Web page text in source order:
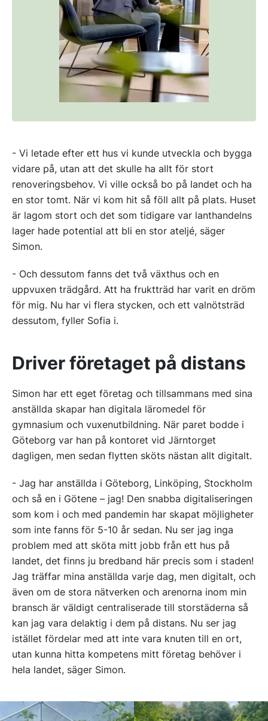
- Vi letade efter ett hus vi kunde utveckla och bygga
vidare på, utan att det skulle ha allt för stort
renoveringsbehov. Vi ville också bo på landet och ha
en stor tomt. När vi kom hit så föll allt på plats. Huset
är lagom stort och det som tidigare var lanthandelns
lager hade potential att bli en stor ateljé, säger
Simon.
- Och dessutom fanns det två växthus och en
uppvuxen trädgård. Att ha fruktträd har varit en dröm
för mig. Nu har vi flera stycken, och ett valnötsträd
dessutom, fyller Sofia i.
Driver företaget på distans
Simon har ett eget företag och tillsammans med sina
anställda skapar han digitala läromedel för
gymnasium och vuxenutbildning. När paret bodde i
Göteborg var han på kontoret vid Järntorget
dagligen, men sedan flytten sköts nästan allt digitalt.
- Jag har anställda i Göteborg, Linköping, Stockholm
och så en i Götene – jag! Den snabba digitaliseringen
som kom i och med pandemin har skapat möjligheter
som inte fanns för 5-10 år sedan. Nu ser jag inga
problem med att sköta mitt jobb från ett hus på
landet, det finns ju bredband här precis som i staden!
Jag träffar mina anställda varje dag, men digitalt, och
även om de stora nätverken och arenorna inom min
bransch är väldigt centraliserade till storstäderna så
kan jag vara delaktig i dem på distans. Nu ser jag
istället fördelar med att inte vara knuten till en ort,
utan kunna hitta kompetens mitt företag behöver i
hela landet, säger Simon.